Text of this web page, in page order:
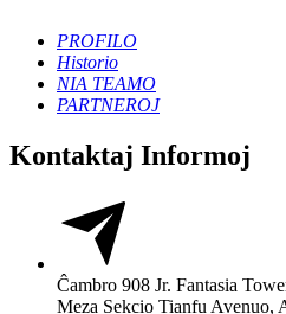
PROFILO
Historio
NIA TEAMO
PARTNEROJ
Kontaktaj Informoj
Ĉambro 908 Jr. Fantasia
Meza Sekcio Tianfu Avenuo,